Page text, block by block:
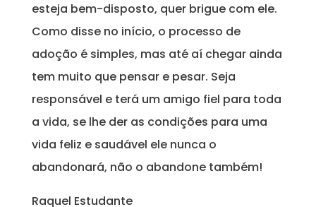
esteja bem-disposto, quer brigue com ele.
Como disse no início, o processo de
adoção é simples, mas até aí chegar ainda
tem muito que pensar e pesar. Seja
responsável e terá um amigo fiel para toda
a vida, se lhe der as condições para uma
vida feliz e saudável ele nunca o
abandonará, não o abandone também!
Raquel Estudante